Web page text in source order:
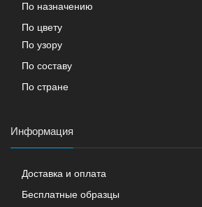
По назначению
По цвету
По узору
По составу
По стране
Информация
Доставка и оплата
Бесплатные образцы